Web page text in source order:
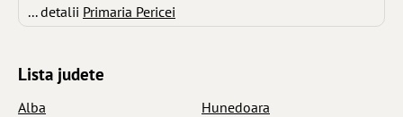
... detalii Primaria Pericei
Lista judete
Alba
Hunedoara